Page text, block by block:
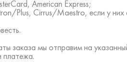
American Express;
Plus, Cirrus/Maestro, если у них
заказа мы отправим на
платежа.